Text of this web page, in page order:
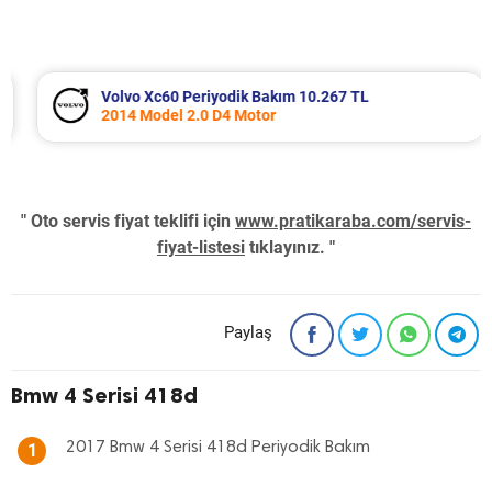
Volvo Xc60 Periyodik Bakım 10.267 TL
2014 Model 2.0 D4 Motor
" Oto servis fiyat teklifi için www.pratikaraba.com/servis-
fiyat-listesi tıklayınız. "
Paylaş
Bmw 4 Serisi 418d
1 2017 Bmw 4 Serisi 418d Periyodik Bakım